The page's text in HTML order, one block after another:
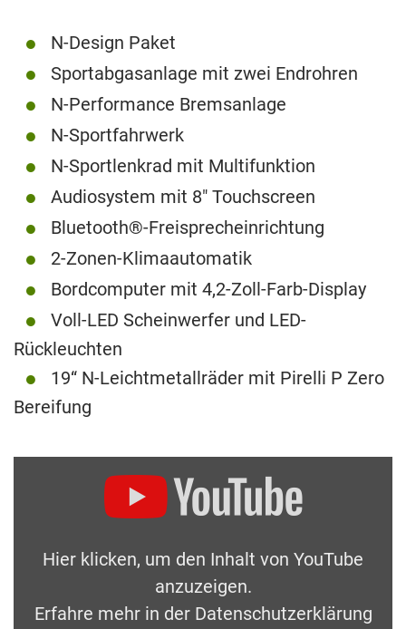
N-Design Paket
Sportabgasanlage mit zwei Endrohren
N-Performance Bremsanlage
N-Sportfahrwerk
N-Sportlenkrad mit Multifunktion
Audiosystem mit 8″ Touchscreen
Bluetooth®-Freisprecheinrichtung
2-Zonen-Klimaautomatik
Bordcomputer mit 4,2-Zoll-Farb-Display
Voll-LED Scheinwerfer und LED-
Rückleuchten
19“ N-Leichtmetallräder mit Pirelli P Zero
Bereifung
Hier klicken, um den Inhalt von YouTube
anzuzeigen.
Erfahre mehr in der Datenschutzerklärung